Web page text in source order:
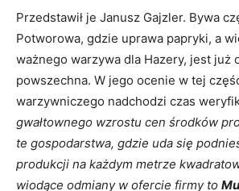
Przedstawił je Janusz Gajzler. Bywa
Potworowa, gdzie uprawa papryki, a
ważnego warzywa dla Hazery, jest już
powszechna. W jego ocenie w tej
warzywniczego nadchodzi czas
gwałtownego wzrostu cen środków
te gospodarstwa, gdzie uda się
produkcji na każdym metrze
wiodące odmiany w ofercie firmy to